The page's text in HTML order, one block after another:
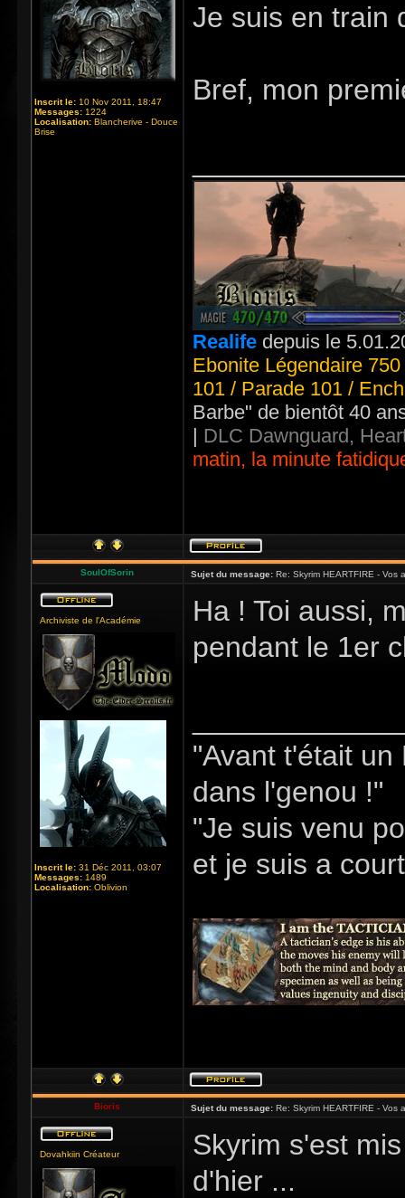
Inscrit le: 10 Nov 2011, 18:47
Messages: 1224
Localisation: Blancherive - Douce
Brise
Je suis en train
Bref, mon
Realife depuis le
Ebonite Légendaire
101 / Parade 101 /
Barbe" de bientôt 40
| DLC Dawnguard,
matin, la minute
SoulOfSorin Sujet du message: Re: Skyrim HEARTFIRE - Vos
Archiviste de l'Académie
Inscrit le: 31 Déc 2011, 03:07
Messages: 1489
Localisation: Oblivion
Ha ! Toi aussi,
pendant le 1er
"Avant t'était
dans l'genou !"
"Je suis venu
et je suis a
Bioris Sujet du message: Re: Skyrim HEARTFIRE - Vos
Dovahkiin Créateur
Skyrim s'est
d'hier ...